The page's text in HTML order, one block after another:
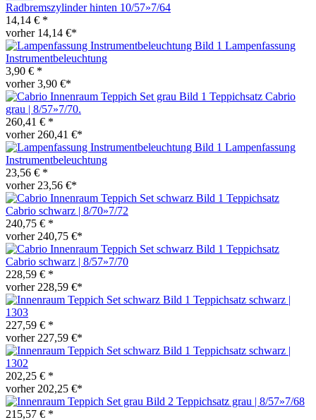
Radbremszylinder hinten 10/57»7/64
14,14 € *
vorher 14,14 €*
Lampenfassung
Instrumentbeleuchtung
3,90 € *
vorher 3,90 €*
Teppichsatz Cabrio
grau | 8/57»7/70.
260,41 € *
vorher 260,41 €*
Lampenfassung
Instrumentbeleuchtung
23,56 € *
vorher 23,56 €*
Teppichsatz
Cabrio schwarz | 8/70»7/72
240,75 € *
vorher 240,75 €*
Teppichsatz
Cabrio schwarz | 8/57»7/70
228,59 € *
vorher 228,59 €*
Teppichsatz schwarz |
1303
227,59 € *
vorher 227,59 €*
Teppichsatz schwarz |
1302
202,25 € *
vorher 202,25 €*
Teppichsatz grau | 8/57»7/68
215,57 € *